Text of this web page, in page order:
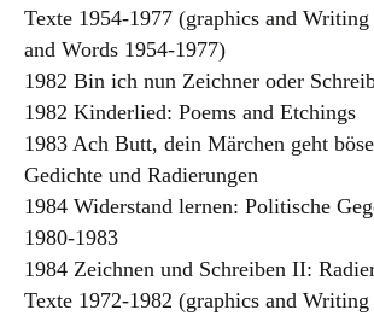
Texte 1954-1977 (graphics and
and Words 1954-1977)
1982 Bin ich nun Zeichner oder
1982 Kinderlied: Poems and Etchings
1983 Ach Butt, dein Märchen geht
Gedichte und Radierungen
1984 Widerstand lernen: Politische
1980-1983
1984 Zeichnen und Schreiben II:
Texte 1972-1982 (graphics and